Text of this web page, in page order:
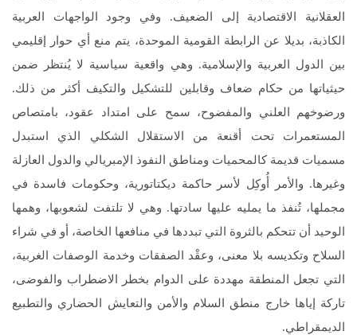
العقلانية الاقتصادية إلى الضعيف. وفي وجود الواجهات العربية
الكاذبة، بديلا عن الرابطة القومية الموحدة، يتم منع أي حوار إقليمي
بين الدول العربية والإسلامية. وهي واقعية سياسية لا يُنتظر ضمن
حيثياتها من حكام ضعاف وقابلين للتشكيل والتكيف أكثر من ذلك.
ورضوخهم العلني والمفضوح، سمح على امتداد عقود، بامتصاص
المستعمرات تحت أقنعة من الاستقلال الشكلي الذي استبدل
مسميات قديمة كالمحميات ومناطق النفوذ الإمبريالي والدول العازلة
وغيرها. والأمر أُوكِل لأسر حاكمة ديكتاتورية، وحكومات فاسدة في
مجملها، تُنفذ ما يمليه عليها سادتها. وهي لا تلتفت لشعوبها، وهمها
الوحيد أن تتحكم بالثروة التي تبددها في منافعها الخاصة، أو في شراء
السلاح وتكديسه بلا معنى، وعقْد الصفقات وخدمة الوصفات الغربية،
التي تجعل المنطقة مهددة على الدوام بخطر الاضطراب والفوضى،
تاركة إياها خارج منطق السلام والأمن والتعايش الحضاري والتطبيع
الديمقراطي.